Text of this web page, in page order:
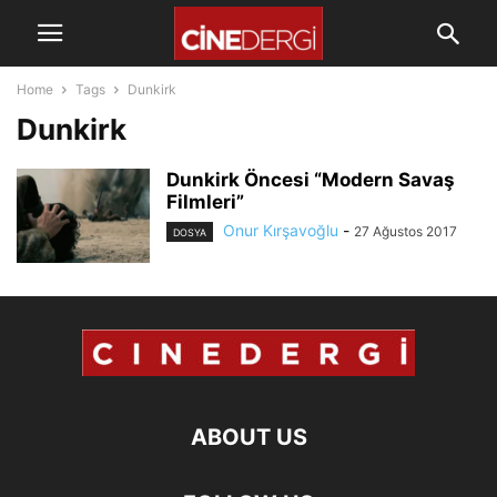
Home Tags Dunkirk
Dunkirk
Dunkirk Öncesi “Modern Savaş
Filmleri”
DOSYA Onur Kırşavoğlu - 27 Ağustos 2017
ABOUT US